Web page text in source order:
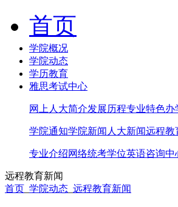
首页
学院概况
学院动态
学历教育
雅思考试中心
网上人大简介发展历程专业特色办
学院通知学院新闻 人大新闻远程教
专业介绍网络统考学位英语咨询中
远程教育新闻
首页 学院动态 远程教育新闻